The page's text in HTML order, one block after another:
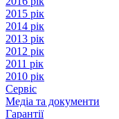
2015 рік
2014 рік
2013 рік
2012 рік
2011 рік
2010 рік
Сервіс
Медіа та документи
Гарантії